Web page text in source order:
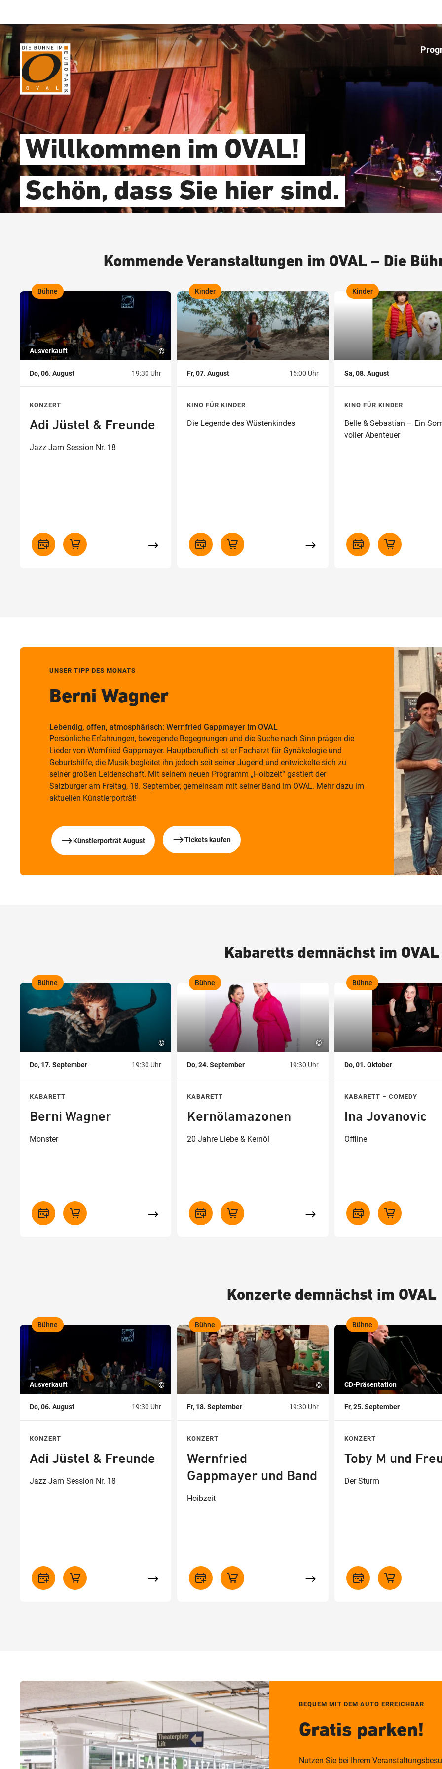
Wegbeschreibung erhalten
Willkommen im OVAL!
Schön, dass Sie hier sind.
Kommende Veranstaltungen im OVAL – Die
,
©
Ausverkauft
Bühne
Do, 06. August 19:30 Uhr
KONZERT
Adi Jüstel & Freunde
Jazz Jam Session Nr. 18
,
Kinder
Fr, 07. August 15:00 Uhr
KINO FÜR KINDER
Die Legende des Wüstenkindes
Kinder
Sa, 08. August
KINO FÜR KINDER
Belle & Sebastian – Ein
voller Abenteuer
UNSER TIPP DES MONATS
Berni Wagner
Lebendig, offen, atmosphärisch: Wernfried Gappmayer im OVAL
Persönliche Erfahrungen, bewegende Begegnungen und die Suche nach Sinn prägen die
Lieder von Wernfried Gappmayer. Hauptberuflich ist er Facharzt für Gynäkologie und
Geburtshilfe, die Musik begleitet ihn jedoch seit seiner Jugend und entwickelte sich zu
seiner großen Leidenschaft. Mit seinem neuen Programm „Hoibzeit“ gastiert der
Salzburger am Freitag, 18. September, gemeinsam mit seiner Band im OVAL. Mehr dazu im
aktuellen Künstlerporträt!
Künstlerporträt August Tickets kaufen
Kabaretts demnächst im OVAL
,
©
Bühne
Do, 17. September 19:30 Uhr
KABARETT
Berni Wagner
Monster
©
Bühne
Do, 24. September 19:30 Uhr
KABARETT
Kernölamazonen
20 Jahre Liebe & Kernöl
Bühne
Do, 01. Oktober
KABARETT – COMEDY
Ina Jovanovic
Offline
Konzerte demnächst im OVAL
,
©
Ausverkauft
Bühne
Do, 06. August 19:30 Uhr
KONZERT
Adi Jüstel & Freunde
Jazz Jam Session Nr. 18
,
©
Bühne
Fr, 18. September 19:30 Uhr
KONZERT
Wernfried
Gappmayer und Band
Hoibzeit
,
CD-Präsentation
Bühne
Fr, 25. September
KONZERT
Toby M und
Der Sturm
BEQUEM MIT DEM AUTO ERREICHBAR
Gratis parken!
Nutzen Sie bei Ihrem